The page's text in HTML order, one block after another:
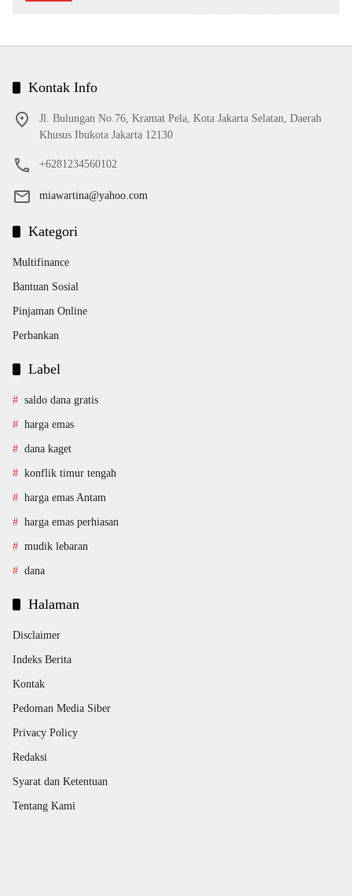
Kontak Info
Jl. Bulungan No.76, Kramat Pela, Kota Jakarta Selatan, Daerah
Khusus Ibukota Jakarta 12130
+6281234560102
miawartina@yahoo.com
Kategori
Multifinance
Bantuan Sosial
Pinjaman Online
Perbankan
Label
saldo dana gratis
harga emas
dana kaget
konflik timur tengah
harga emas Antam
harga emas perhiasan
mudik lebaran
dana
Halaman
Disclaimer
Indeks Berita
Kontak
Pedoman Media Siber
Privacy Policy
Redaksi
Syarat dan Ketentuan
Tentang Kami